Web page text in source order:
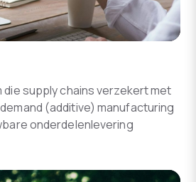
supply chains verzekert met
(additive) manufacturing
onderdelenlevering